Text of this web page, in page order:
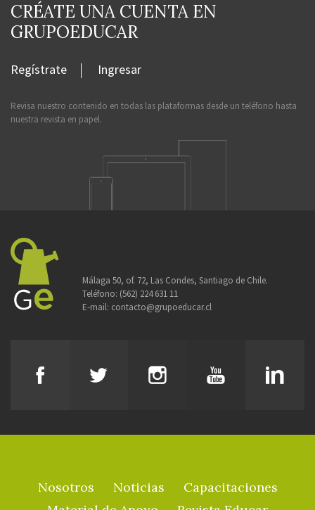
CRÉATE UNA CUENTA EN
GRUPOEDUCAR
Regístrate Ingresar
Revisa nuestro contenido en todas las plataformas desde un teléfono hasta
nuestra revista en papel.
Málaga 50, of. 72, Las Condes, Santiago de Chile.
Teléfono: (562) 224 631 11
E-mail: contacto@grupoeducar.cl
Nosotros Noticias
Capacitaciones